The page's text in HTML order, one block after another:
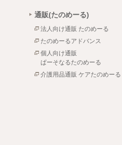
通販(たのめーる)
法人向け通販 たのめーる
たのめーるアドバンス
個人向け通販
ぱーそなるたのめーる
介護用品通販 ケアたのめーる